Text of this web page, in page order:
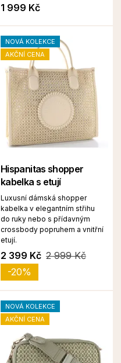
1 999 Kč
NOVÁ KOLEKCE
AKČNÍ CENA
Hispanitas shopper
kabelka s etují
Luxusní dámská shopper
kabelka v elegantním střihu
do ruky nebo s přídavným
crossbody popruhem a vnitřní
etují.
2 399 Kč 2 999 Kč
-20%
NOVÁ KOLEKCE
AKČNÍ CENA